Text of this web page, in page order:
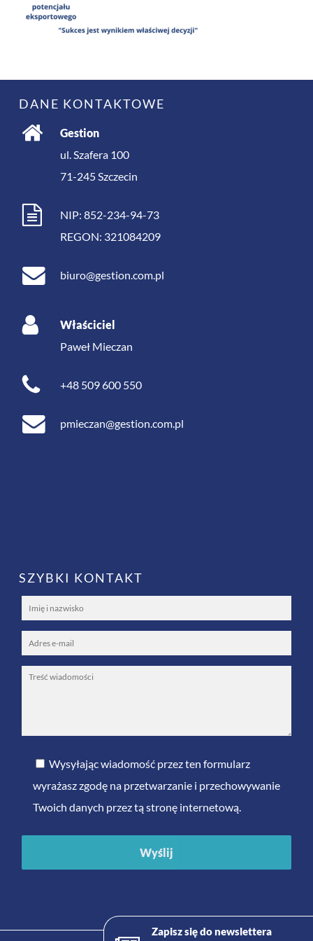
Zapisz się do newslettera
DANE KONTAKTOWE
Gestion
ul. Szafera 100
71-245Szczecin
NIP: 852-234-94-73
REGON: 321084209
biuro@gestion.com.pl
Właściciel
Paweł Mieczan
+48 509 600 550
pmieczan@gestion.com.pl
SZYBKI KONTAKT
Wysyłając wiadomość przez ten formularz
wyrażasz zgodę na przetwarzanie i przechowywanie
Twoich danych przez tą stronę internetową.